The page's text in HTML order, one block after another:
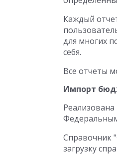
Каждый
для многих
себя.
Все отчеты
Импорт
Справочник
загрузку